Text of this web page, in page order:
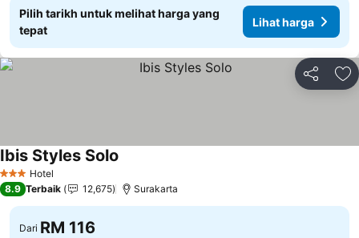
Pilih tarikh untuk melihat harga yang
tepat
Lihat harga
Kongsi
3 BintangHotel
Ibis Styles Solo
8.9 Terbaik 12,675 Surakarta
Dari RM 116